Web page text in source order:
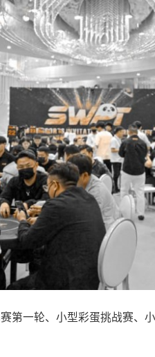
第一轮、小型彩蛋挑战赛、